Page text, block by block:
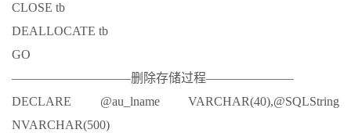
CLOSE tb
DEALLOCATE tb
GO
—————————–删除存储过程———————
DECLARE @au_lname VARCHAR(40),@SQLString
NVARCHAR(500)